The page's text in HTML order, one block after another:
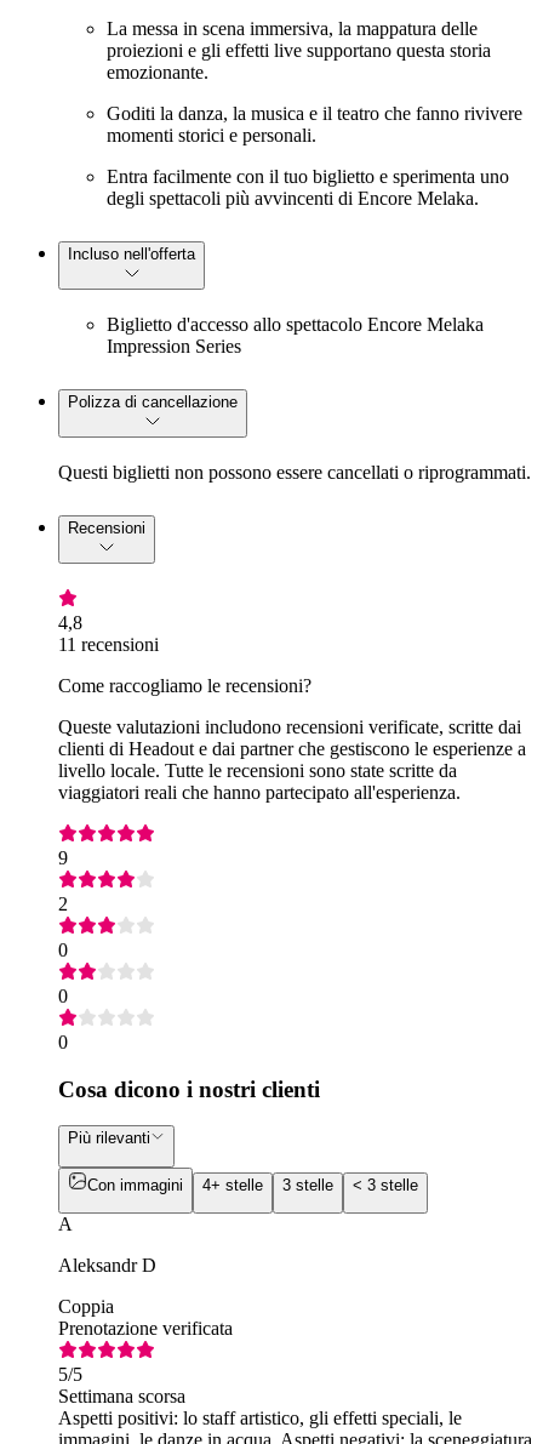
La messa in scena immersiva, la mappatura delle
proiezioni e gli effetti live supportano questa storia
emozionante.
Goditi la danza, la musica e il teatro che fanno rivivere
momenti storici e personali.
Entra facilmente con il tuo biglietto e sperimenta uno
degli spettacoli più avvincenti di Encore Melaka.
Incluso nell'offerta
Biglietto d'accesso allo spettacolo Encore Melaka
Impression Series
Polizza di cancellazione
Questi biglietti non possono essere cancellati o riprogrammati.
Recensioni
4,8
11 recensioni
Come raccogliamo le recensioni?
Queste valutazioni includono recensioni verificate, scritte dai
clienti di Headout e dai partner che gestiscono le esperienze a
livello locale. Tutte le recensioni sono state scritte da
viaggiatori reali che hanno partecipato all'esperienza.
9
2
0
0
0
Cosa dicono i nostri clienti
Più rilevanti
Con immagini 4+ stelle 3 stelle < 3 stelle
A
Aleksandr D
Coppia
Prenotazione verificata
5/5
Settimana scorsa
Aspetti positivi: lo staff artistico, gli effetti speciali, le
immagini, le danze in acqua. Aspetti negativi: la sceneggiatura